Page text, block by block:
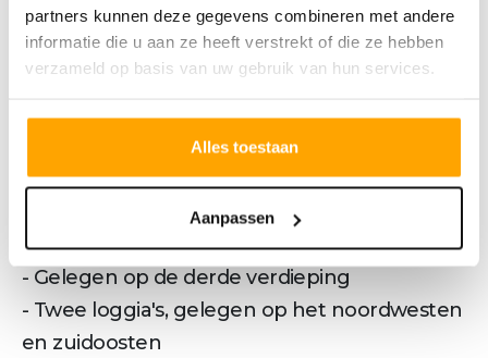
partners kunnen deze gegevens combineren met andere
informatie die u aan ze heeft verstrekt of die ze hebben
verzameld op basis van uw gebruik van hun services.
Alles toestaan
Aanpassen
alle luxe gelijkvloers binnen handbereik. Hier
woon je niet kleiner, maar slimmer: met meer
vrijheid, minder onderhoud en méér tijd om
te genieten. Een zeldzame plek waar de
dynamiek van Breda, de rust van het park en
internationale allure samenkomen.
KENMERKEN BOUWNUMMER A.3.2
- Woonoppervlakte: ca. 122m²
- Gelegen op de derde verdieping
- Twee loggia's, gelegen op het noordwesten
en zuidoosten